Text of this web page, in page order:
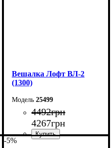
Вешалка Лофт ВЛ-2
(1300)
25499
4492грн
4267грн
-5%